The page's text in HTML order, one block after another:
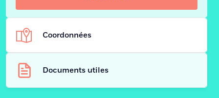
Coordonnées
Adresse
Quai de Namur (face à
Documents utiles